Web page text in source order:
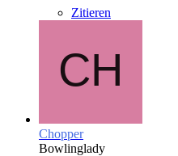
Zitieren
Chopper
Bowlinglady